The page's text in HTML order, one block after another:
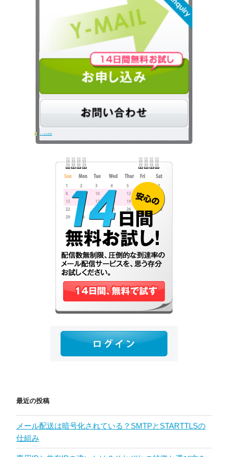
よくある質問
最近の投稿
メール配送は暗号化されている？SMTPとSTARTTLSの
仕組み